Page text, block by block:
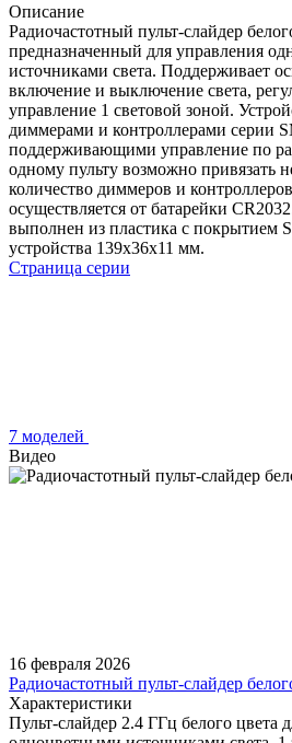
Описание
Радиочастотный пульт-слайдер
предназначенный для управления
источниками света. Поддерживает
включение и выключение света,
управление 1 световой зоной.
диммерами и контроллерами серии
поддерживающими управление по
одному пульту возможно привязать
количество диммеров и
осуществляется от батарейки
выполнен из пластика с покрытием
устройства 139x36x11 мм.
Страница серии
7 моделей
Видео
16 февраля 2026
Радиочастотный пульт-слайдер
Характеристики
Пульт-слайдер 2.4 ГГц белого цвета